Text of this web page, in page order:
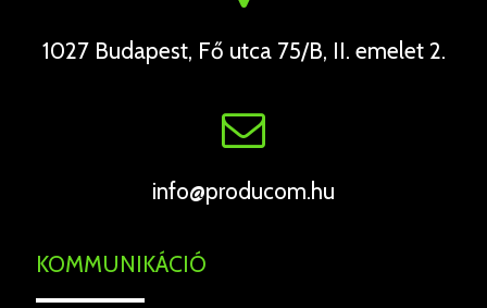
1027 Budapest, Fő utca 75/B, II. emelet 2.
info@producom.hu
KOMMUNIKÁCIÓ